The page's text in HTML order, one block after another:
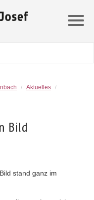
/ Aktuelles
/
Bild
stand ganz im